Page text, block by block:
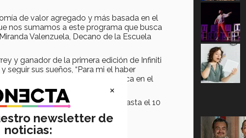
de valor agregado y más basada en el
nos sumamos a este programa que busca
Valenzuela, Decano de la Escuela
y ganador de la primera edición de Infiniti
sus sueños, “Para mi el haber
sueños, es una oportunidad única en el
Academy envía tu CV hasta el 10
×
newsletter de
noticias: